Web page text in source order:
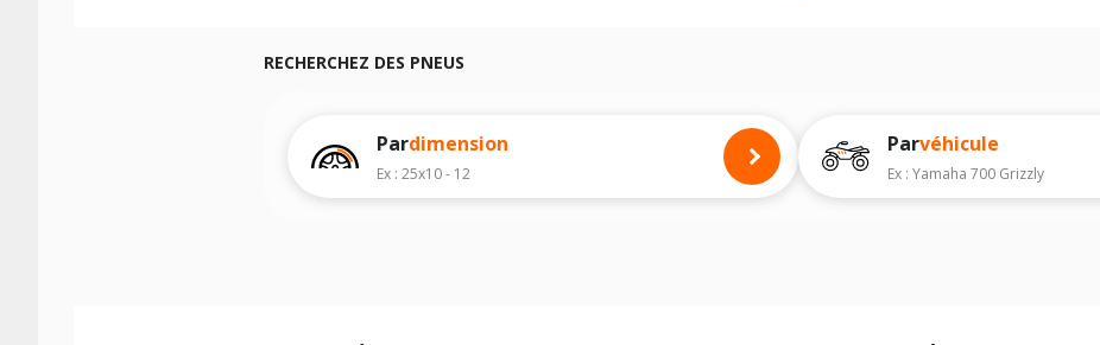
Pour voir notre liste de pneus quad, veuillez sélectionner la dimension de votre quad
RECHERCHEZ DES PNEUS
Pardimension
Ex : 25x10 - 12
Parvéhicule
Ex : Yamaha 700 Grizzly